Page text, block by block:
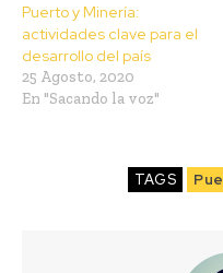
Puerto y Minería:
actividades clave para el
desarrollo del país
25 Agosto, 2020
En "Sacando la voz"
TAGS